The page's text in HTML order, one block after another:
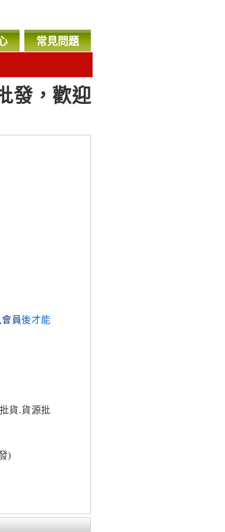
常見問題
發，歡迎
員後才能
貨.貨源批
)